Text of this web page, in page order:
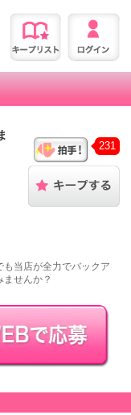
231
当店が全力でバックア
せんか？